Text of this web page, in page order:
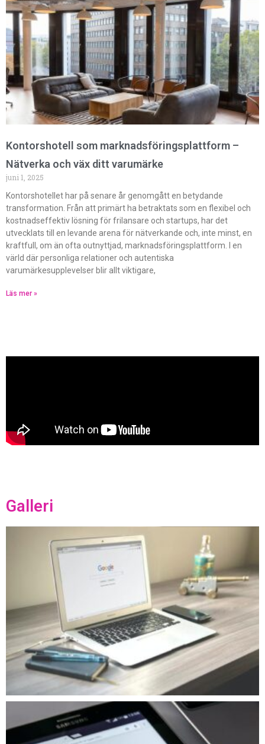
Kontorshotell som marknadsföringsplattform –
Nätverka och väx ditt varumärke
juni 1, 2025
Kontorshotellet har på senare år genomgått en betydande
transformation. Från att primärt ha betraktats som en flexibel och
kostnadseffektiv lösning för frilansare och startups, har det
utvecklats till en levande arena för nätverkande och, inte minst, en
kraftfull, om än ofta outnyttjad, marknadsföringsplattform. I en
värld där personliga relationer och autentiska
varumärkesupplevelser blir allt viktigare,
Läs mer »
Galleri